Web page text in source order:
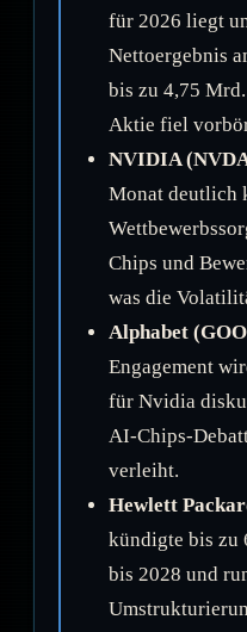
für 2026 liegt
Nettoergebnis
bis zu 4,75
Aktie fiel
NVIDIA
Monat deutlich
Chips und
was die
Alphabet
Engagement
für Nvidia
AI-Chips-
verleiht.
Hewlett
kündigte bis zu
bis 2028 und